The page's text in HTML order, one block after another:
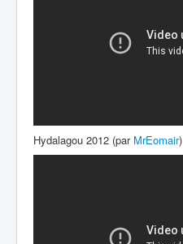
Hydalagou 2012 (par MrEomair)